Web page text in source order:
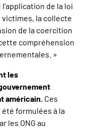
de la loi
victimes, la collecte
de la coercition
compréhension
»
les
américain.Ces
formulées à la
les ONG au